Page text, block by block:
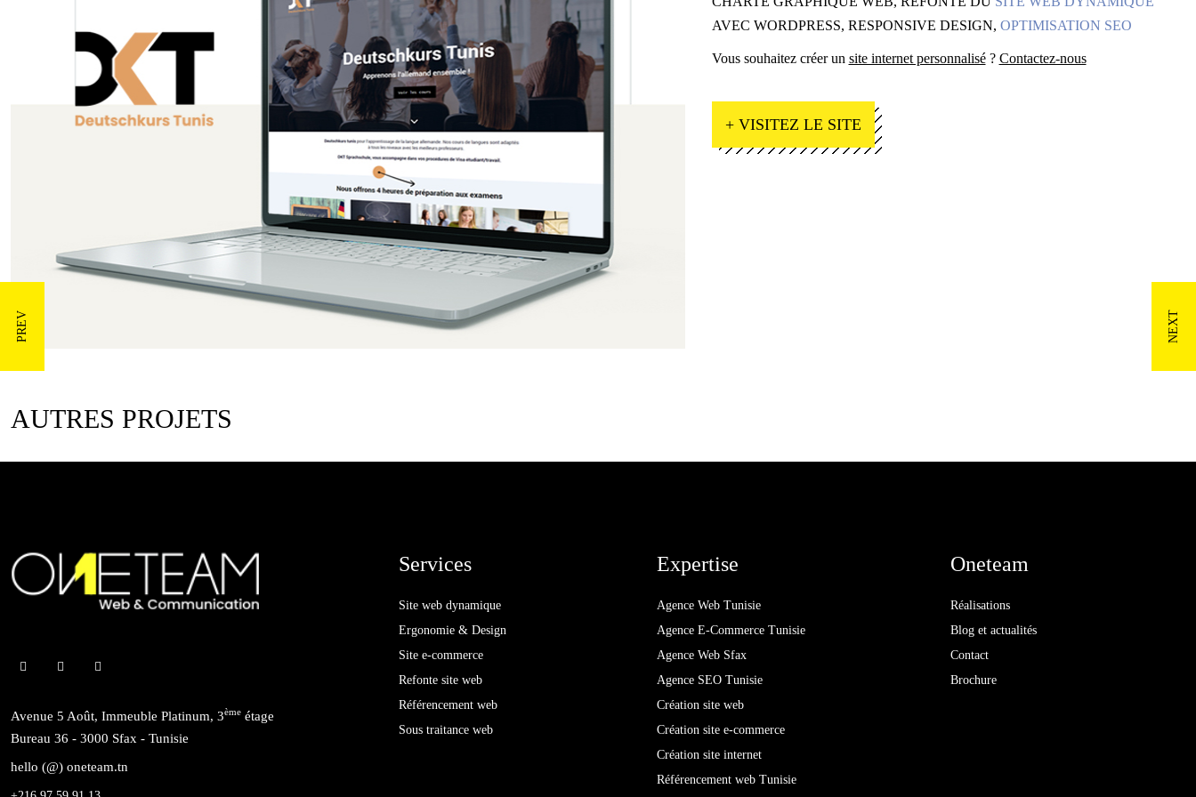
AVEC WORDPRESS, RESPONSIVE DESIGN, OPTIMISATION SEO
Vous souhaitez créer un site internet personnalisé? Contactez-nous
+ VISITEZ LE SITE
AUTRES PROJETS
Avenue 5 Août, Immeuble Platinum, 3ème étage
Bureau 36 - 3000 Sfax - Tunisie
hello (@) oneteam.tn
Services
Site web dynamique
Ergonomie & Design
Site e-commerce
Refonte site web
Référencement web
Sous traitance web
Expertise
Agence Web Tunisie
Agence E-Commerce Tunisie
Agence Web Sfax
Agence SEO Tunisie
Création site web
Création site e-commerce
Création site internet
Référencement web Tunisie
Oneteam
Réalisations
Blog et actualités
Contact
Brochure